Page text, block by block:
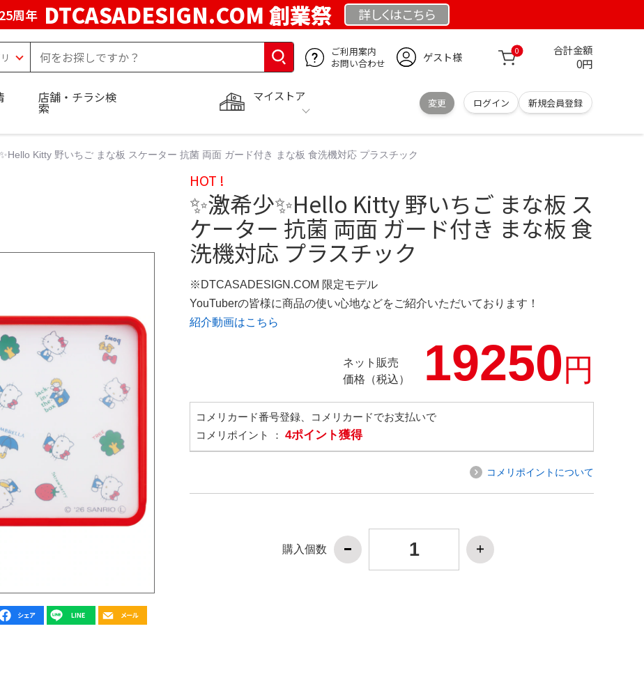
周年 DTCASADESIGN.COM 創業祭 詳しくはこちら
ご利用案内
お問い合わせ
ゲスト様 0 合計金額
0円
マイストア
変更 ログイン 新規会員登録
店舗・チラシ検
索
Kitty 野いちご まな板 スケーター 抗菌 両面 ガード付き まな板 食洗機対応 プラスチック
HOT !
✨激希少✨Hello Kitty 野いちご まな板 ス
ケーター 抗菌 両面 ガード付き まな板 食
洗機対応 プラスチック
※DTCASADESIGN.COM 限定モデル
YouTuberの皆様に商品の使い心地などをご紹介いただいております！
紹介動画はこちら
ネット販売
価格（税込）
19250円
コメリカード番号登録、コメリカードでお支払いで
コメリポイント ： 4ポイント獲得
コメリポイントについて
購入個数